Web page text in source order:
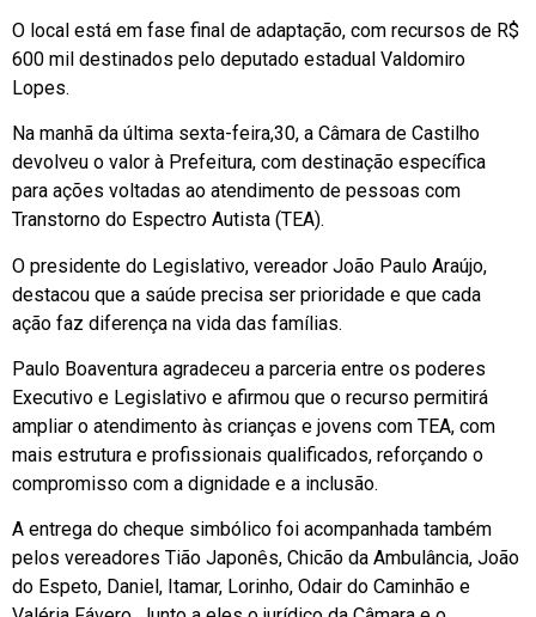
O local está em fase final de adaptação, com recursos de R$
600 mil destinados pelo deputado estadual Valdomiro
Lopes.
Na manhã da última sexta-feira,30, a Câmara de Castilho
devolveu o valor à Prefeitura, com destinação específica
para ações voltadas ao atendimento de pessoas com
Transtorno do Espectro Autista (TEA).
O presidente do Legislativo, vereador João Paulo Araújo,
destacou que a saúde precisa ser prioridade e que cada
ação faz diferença na vida das famílias.
Paulo Boaventura agradeceu a parceria entre os poderes
Executivo e Legislativo e afirmou que o recurso permitirá
ampliar o atendimento às crianças e jovens com TEA, com
mais estrutura e profissionais qualificados, reforçando o
compromisso com a dignidade e a inclusão.
A entrega do cheque simbólico foi acompanhada também
pelos vereadores Tião Japonês, Chicão da Ambulância, João
do Espeto, Daniel, Itamar, Lorinho, Odair do Caminhão e